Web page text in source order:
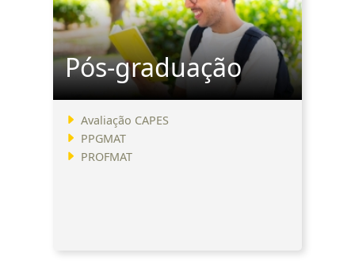
Pós-graduação
Avaliação CAPES
PPGMAT
PROFMAT